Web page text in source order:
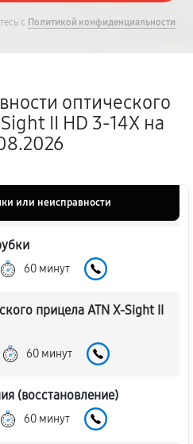
с Политикой конфиденциальности
оптического
II HD 3-14X на
или неисправности
60 минут
прицела ATN X-Sight II
60 минут
(восстановление)
60 минут